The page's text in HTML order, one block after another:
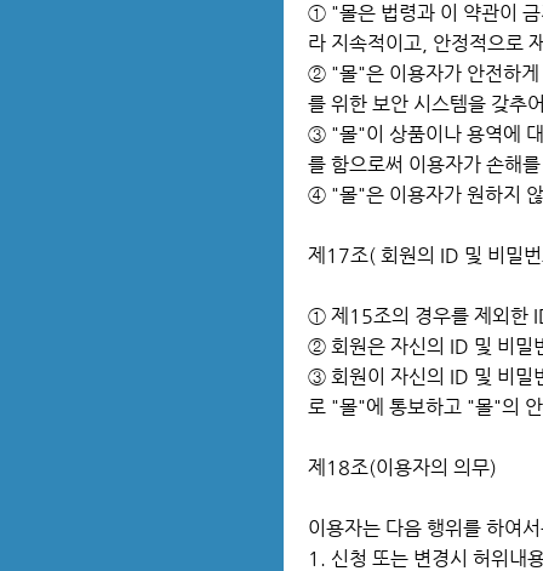
① "몰은 법령과 이 약관이 금
라 지속적이고, 안정적으로
② "몰"은 이용자가 안전하게
를 위한 보안 시스템을 갖추
③ "몰"이 상품이나 용역에 대
를 함으로써 이용자가 손해
④ "몰"은 이용자가 원하지
제17조( 회원의 ID 및 비밀
① 제15조의 경우를 제외한
② 회원은 자신의 ID 및 비밀
③ 회원이 자신의 ID 및 비밀
로 "몰"에 통보하고 "몰"의
제18조(이용자의 의무)
이용자는 다음 행위를 하여
1. 신청 또는 변경시 허위내